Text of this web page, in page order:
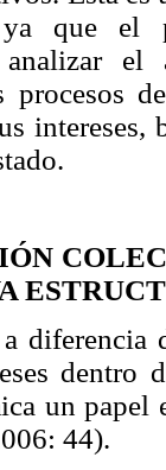
que el
analizar
procesos
intereses,
diferencia
un
44).